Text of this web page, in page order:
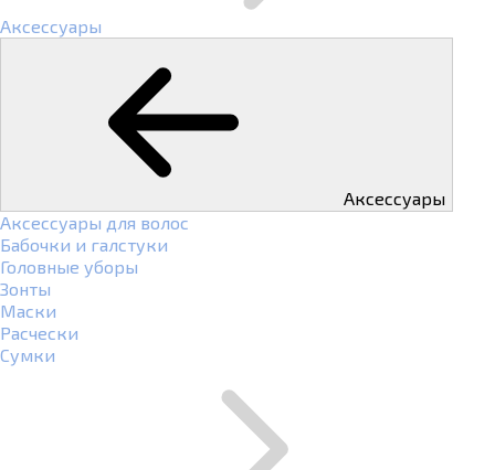
Аксессуары
Аксессуары
Аксессуары для волос
Бабочки и галстуки
Головные уборы
Зонты
Маски
Расчески
Сумки